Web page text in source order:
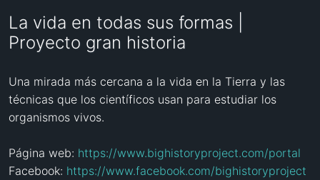
La vida en todas sus formas |
Proyecto gran historia
Una mirada más cercana a la vida en la Tierra y las
técnicas que los científicos usan para estudiar los
organismos vivos.
Página web: https://www.bighistoryproject.com/portal
Facebook: https://www.facebook.com/bighistoryproject